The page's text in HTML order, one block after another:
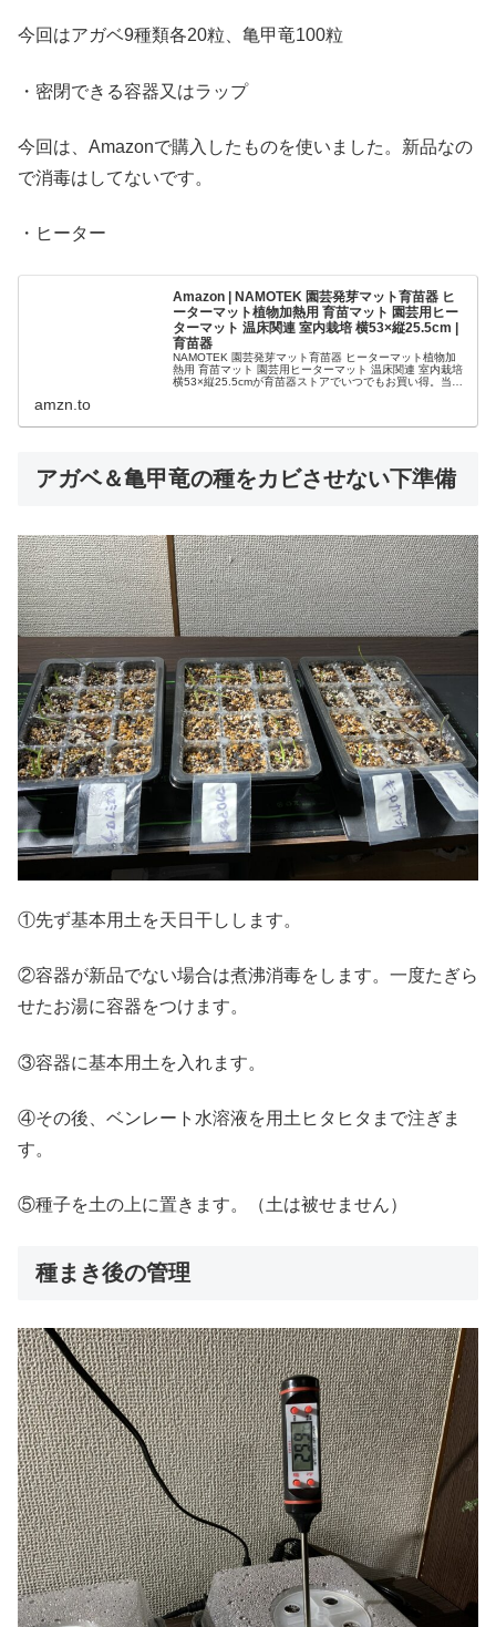
今回はアガベ9種類各20粒、亀甲竜100粒
・密閉できる容器又はラップ
今回は、Amazonで購入したものを使いました。新品なの
で消毒はしてないです。
・ヒーター
Amazon | NAMOTEK 園芸発芽マット育苗器 ヒ
ーターマット植物加熱用 育苗マット 園芸用ヒー
ターマット 温床関連 室内栽培 横53×縦25.5cm |
育苗器
NAMOTEK 園芸発芽マット育苗器 ヒーターマット植物加
熱用 育苗マット 園芸用ヒーターマット 温床関連 室内栽培
横53×縦25.5cmが育苗器ストアでいつでもお買い得。当日
amzn.to
アガベ＆亀甲竜の種をカビさせない下準備
①先ず基本用土を天日干しします。
②容器が新品でない場合は煮沸消毒をします。一度たぎら
せたお湯に容器をつけます。
③容器に基本用土を入れます。
④その後、ベンレート水溶液を用土ヒタヒタまで注ぎま
す。
⑤種子を土の上に置きます。（土は被せません）
種まき後の管理